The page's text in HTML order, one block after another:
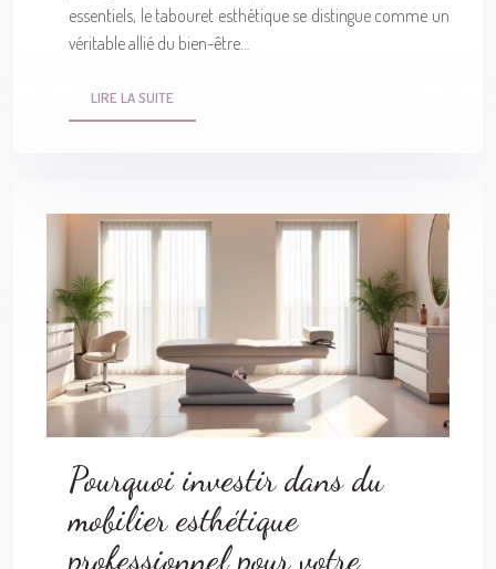
essentiels, le tabouret esthétique se distingue comme un
véritable allié du bien-être…
LIRE LA SUITE
Pourquoi investir dans du
mobilier esthétique
professionnel pour votre